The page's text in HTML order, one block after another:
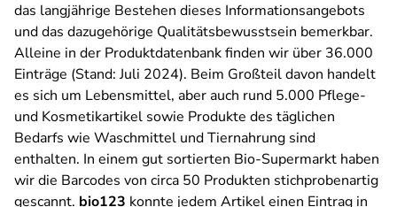
das langjährige Bestehen dieses Informationsangebots
und das dazugehörige Qualitätsbewusstsein bemerkbar.
Alleine in der Produktdatenbank finden wir über 36.000
Einträge (Stand: Juli 2024). Beim Großteil davon handelt
es sich um Lebensmittel, aber auch rund 5.000 Pflege-
und Kosmetikartikel sowie Produkte des täglichen
Bedarfs wie Waschmittel und Tiernahrung sind
enthalten. In einem gut sortierten Bio-Supermarkt haben
wir die Barcodes von circa 50 Produkten stichprobenartig
gescannt. bio123 konnte jedem Artikel einen Eintrag in